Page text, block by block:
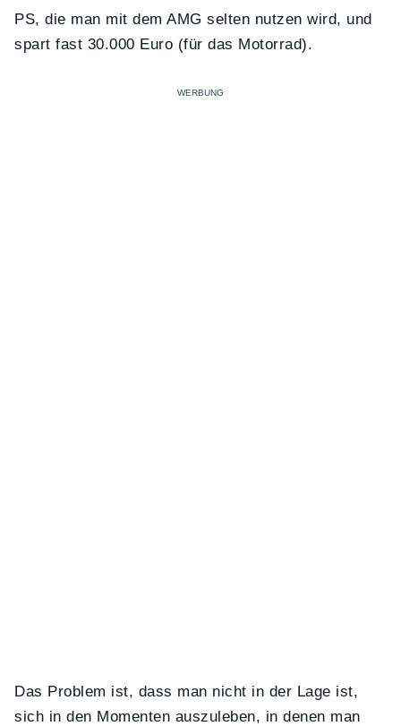
PS, die man mit dem AMG selten nutzen wird, und
spart fast 30.000 Euro (für das Motorrad).
Das Problem ist, dass man nicht in der Lage ist,
sich in den Momenten auszuleben, in denen man